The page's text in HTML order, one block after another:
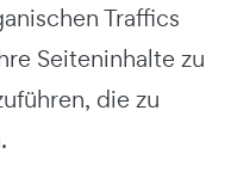
Traffics
Seiteninhalte zu
die zu